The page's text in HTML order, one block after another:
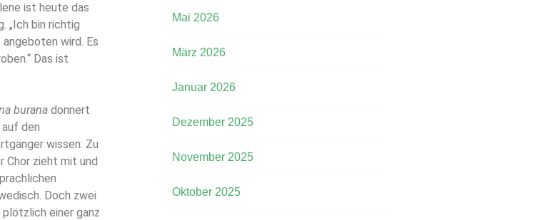
ist heute das
„Ich bin richtig
wird. Es
Das ist
burana donnert
den
wissen: Zu
Chor zieht mit und
Doch zwei
einer ganz
Mai 2026
März 2026
Januar 2026
Dezember 2025
November 2025
Oktober 2025